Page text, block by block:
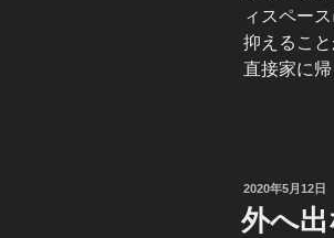
ィスペー
抑えるこ
直接家に
投
稿
日:
2020年5月12日
外へ